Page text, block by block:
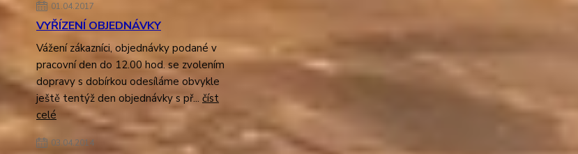
01.04.2017
VYŘÍZENÍ OBJEDNÁVKY
Vážení zákazníci, objednávky podané v
pracovní den do 12.00 hod. se zvolením
dopravy s dobírkou odesíláme obvykle
ještě tentýž den objednávky s př... číst
celé
03.04.2014